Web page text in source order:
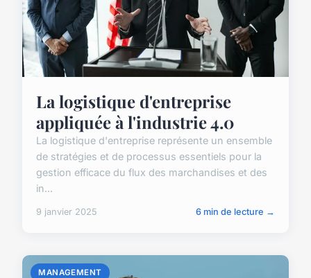
La logistique d'entreprise
appliquée à l'industrie 4.0
La logistique d'entreprise représente un ensemble
de stratégies et de processus essentiels pour la
gestion efficace du flux des marchandises et des
in...
9 janvier 2025 6 min de lecture →
MANAGEMENT